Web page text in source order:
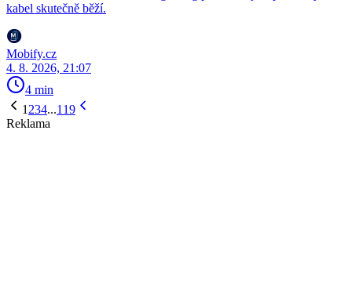
kabel skutečně běží.
Mobify.cz
4. 8. 2026, 21:07
4 min
1 234...119
Reklama